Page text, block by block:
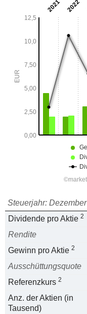
Steuerjahr: Dezember
Dividende pro Aktie 2
Rendite
Gewinn pro Aktie 2
Ausschüttungsquote
Referenzkurs 2
Anz. der Aktien (in
Tausend)